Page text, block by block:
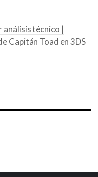
análisis técnico |
Capitán Toad en 3DS